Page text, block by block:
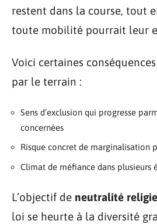
restent dans la course, tout
toute mobilité pourrait leur
Voici certaines
par le terrain :
Sens d’exclusion qui progresse
concernées
Risque concret de marginalisation
Climat de méfiance dans plusieurs
L’objectif de neutralité
loi se heurte à la diversité